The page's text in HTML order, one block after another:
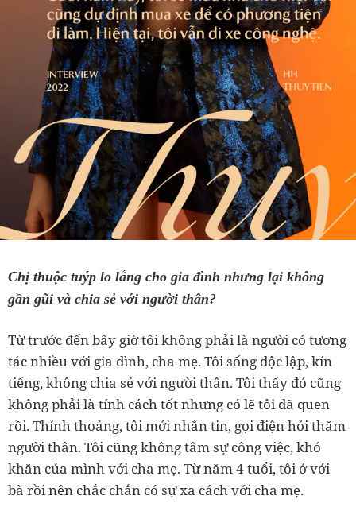
Chị thuộc tuýp lo lắng cho gia đình nhưng lại không
gần gũi và chia sẻ với người thân?
Từ trước đến bây giờ tôi không phải là người có tương
tác nhiều với gia đình, cha mẹ. Tôi sống độc lập, kín
tiếng, không chia sẻ với người thân. Tôi thấy đó cũng
không phải là tính cách tốt nhưng có lẽ tôi đã quen
rồi. Thỉnh thoảng, tôi mới nhắn tin, gọi điện hỏi thăm
người thân. Tôi cũng không tâm sự công việc, khó
khăn của mình với cha mẹ. Từ năm 4 tuổi, tôi ở với
bà rồi nên chắc chắn có sự xa cách với cha mẹ.